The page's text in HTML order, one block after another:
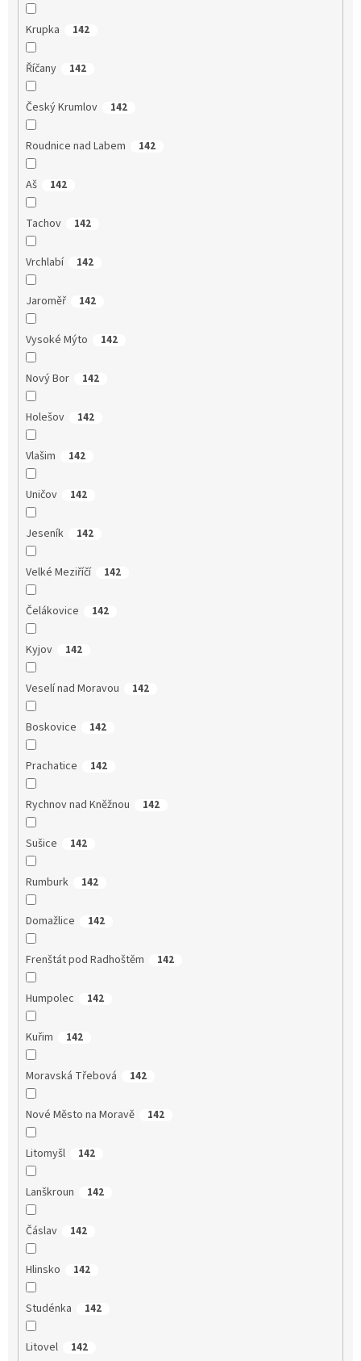
Krupka 142
Říčany 142
Český Krumlov 142
Roudnice nad Labem 142
Aš 142
Tachov 142
Vrchlabí 142
Jaroměř 142
Vysoké Mýto 142
Nový Bor 142
Holešov 142
Vlašim 142
Uničov 142
Jeseník 142
Velké Meziříčí 142
Čelákovice 142
Kyjov 142
Veselí nad Moravou 142
Boskovice 142
Prachatice 142
Rychnov nad Kněžnou 142
Sušice 142
Rumburk 142
Domažlice 142
Frenštát pod Radhoštěm 142
Humpolec 142
Kuřim 142
Moravská Třebová 142
Nové Město na Moravě 142
Litomyšl 142
Lanškroun 142
Čáslav 142
Hlinsko 142
Studénka 142
Litovel 142